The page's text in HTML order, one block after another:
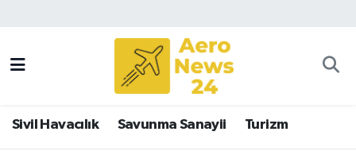
Sivil Havacılık Savunma Sanayii Turizm